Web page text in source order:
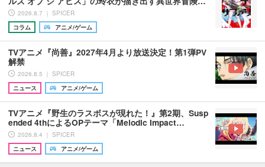
2026.8.7 ｜ SPICER
コラム
アニメ/ゲーム
TVアニメ『尚善』2027年4月より放送決定！第1弾PV
解禁
2026.8.5 ｜ SPICER
ニュース
アニメ/ゲーム
TVアニメ『野生のラスボスが現れた！』第2期、Susp
ended 4thによるOPテーマ「Melodic Impact…
2026.8.4 ｜ SPICER
ニュース
アニメ/ゲーム